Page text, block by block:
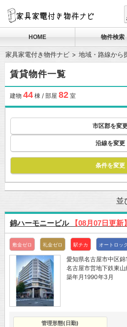
HOME 物件検索
家具家電付き物件ナビ 地域・路線から
賃貸物件一覧
建物 44棟 / 部屋 82室
市区郡を変
沿線を変更
条件を変更
並
錦ハーモニービル 【08月07日更新】
敷金ゼロ 礼金ゼロ 駅チカ オートロック
愛知県名古屋市中区
名古屋市営地下鉄東
築年月1990年3月
管理形態(日勤)